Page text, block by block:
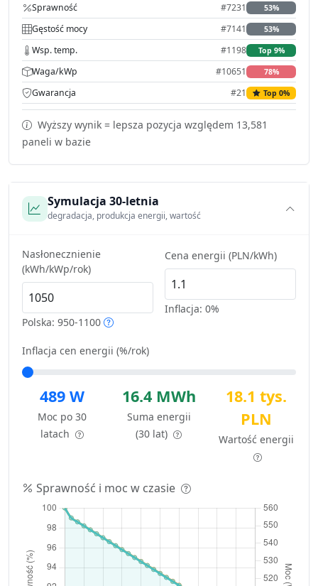
Sprawność #7231 53%
Gęstość mocy #7141 53%
Wsp. temp. #1198 Top 9%
Waga/kWp #10651 78%
Gwarancja #21 Top 0%
Wyższy wynik = lepsza pozycja względem 13,581
paneli w bazie
Symulacja 30-letnia
degradacja, produkcja energii, wartość
Nasłonecznienie
(kWh/kWp/rok)
Polska: 950-1100
Cena energii (PLN/kWh)
Inflacja: 0%
Inflacja cen energii (%/rok)
489 W
Moc po 30
latach
16.4 MWh
Suma energii
(30 lat)
18.1 tys.
PLN
Wartość energii
Sprawność i moc w czasie